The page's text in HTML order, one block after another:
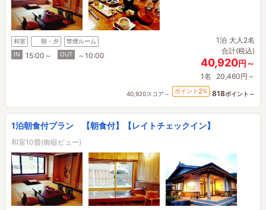
和室 朝・夕
禁煙ルーム
IN
15:00～ OUT ～10:00
1泊 大人2名
合計(税込)
40,920円～
1名 20,460円～
40,920スコア～ ポイント 2% 818ポイント～
1泊朝食付プラン 【朝食付】【レイトチェックイン】
和室10畳(御嶽ビュー)